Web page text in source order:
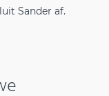
Sander af.